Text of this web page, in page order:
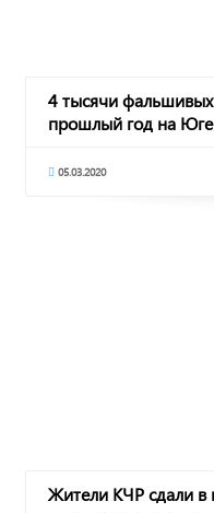
4 тысячи
прошлый год на Юге
05.03.2020
Жители КЧР сдали